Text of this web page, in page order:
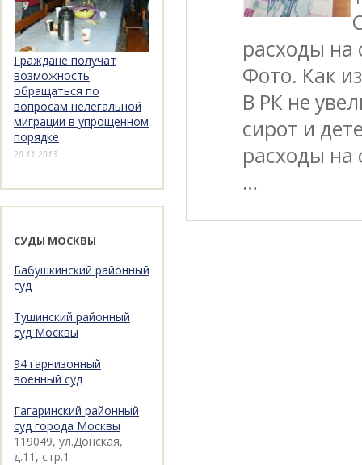
расходы на
Фото. Как
В РК не
сирот и
расходы на
…
Граждане получат
возможность
обращаться по
вопросам нелегальной
миграции в упрощенном
порядке
20.11.2013
СУДЫ МОСКВЫ
Бабушкинский районный
суд
Тушинский районный
суд Москвы
94 гарнизонный
военный суд
Гагаринский районный
суд города Москвы
119049, ул.Донская,
д.11, стр.1